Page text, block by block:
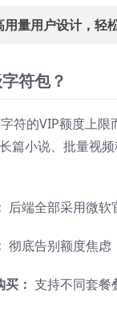
量用户设计，轻
符包？
符的VIP额度上
篇小说、批量视
后端全部采用微软
彻底告别额度焦虑
： 支持不同套餐